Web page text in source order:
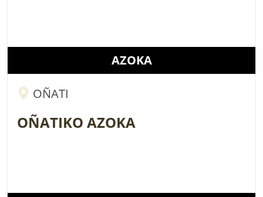
AZOKA
OÑATI
OÑATIKO AZOKA